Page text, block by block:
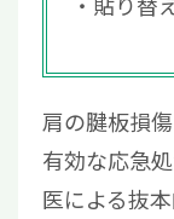
肩の腱板損
有効な応急
医による抜